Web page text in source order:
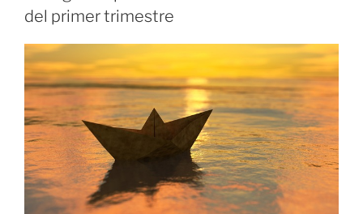
del primer trimestre